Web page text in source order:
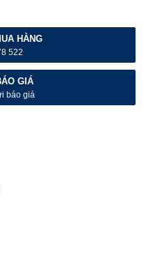
HÀNG
522
GIÁ
báo giá